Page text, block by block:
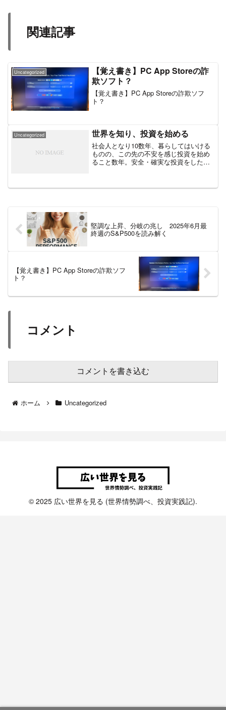
関連記事
Uncategorized
【覚え書き】PC App Storeの詐
欺ソフト？
【覚え書き】PC App Storeの詐欺ソフ
ト？
Uncategorized 世界を知り、投資を始める
社会人となり10数年、暮らしてはいける
ものの、この先の不安を感じ投資を始め
ること数年。安全・確実な投資をしたい
これで株の動きに一喜一憂することは無
堅調な上昇、分岐の兆し 2025年6月最
終週のS&P500を読み解く
【覚え書き】PC App Storeの詐欺ソフ
ト？
コメント
コメントを書き込む
ホーム Uncategorized
© 2025 広い世界を見る (世界情勢調べ、投資実践記).